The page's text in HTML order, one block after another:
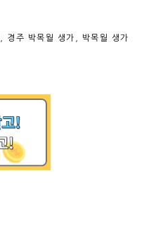
경주 박목월 생가 박목월 생가